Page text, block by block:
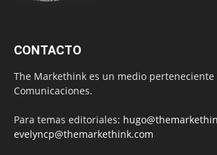
CONTACTO
The Markethink es un medio
Comunicaciones.
Para temas editoriales:
evelyncp@themarkethink.com